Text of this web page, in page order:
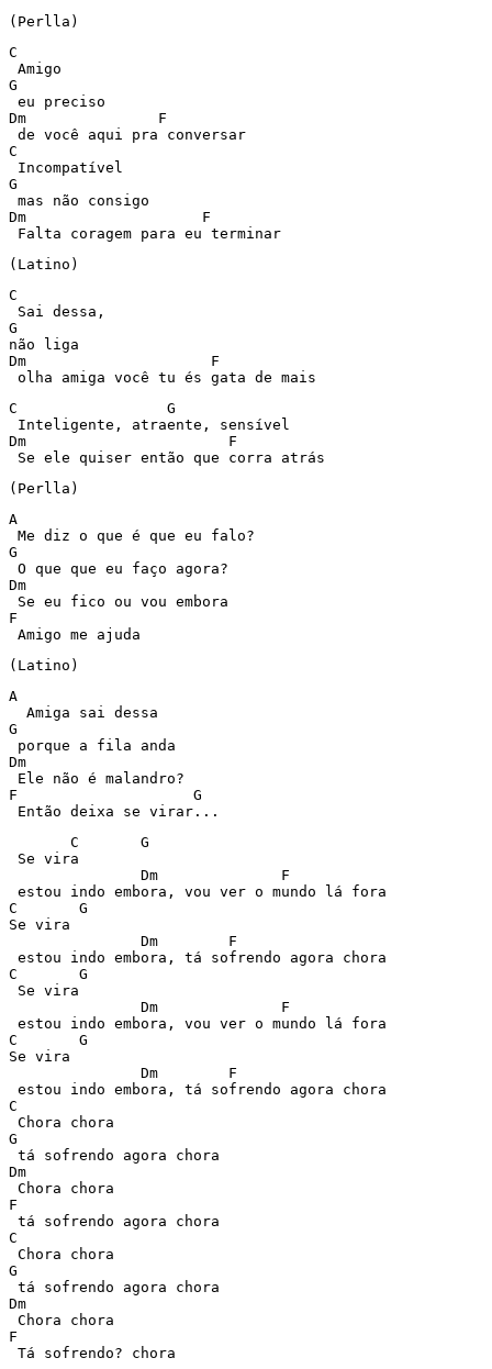
(Perlla)
C
Amigo
G
eu preciso
Dm	         F
de você aqui pra conversar
C
Incompatível
G
mas não consigo
Dm		      F
Falta coragem para eu terminar
(Latino)
C
Sai dessa,
G
não liga
Dm		       F
olha amiga você tu és gata de mais
C	          G
Inteligente, atraente, sensível
Dm		         F
Se ele quiser então que corra atrás
(Perlla)
A
Me diz o que é que eu falo?
G
O que que eu faço agora?
Dm
Se eu fico ou vou embora
F
Amigo me ajuda
(Latino)
A
  Amiga sai dessa
G
porque a fila anda
Dm
Ele não é malandro?
F		     G
Então deixa se virar...
       C       G
Se vira
estou indo embora, vou ver o mundo lá fora
C       G
Se vira
estou indo embora, tá sofrendo agora chora
C       G
Se vira
estou indo embora, vou ver o mundo lá fora
C       G
Se vira
estou indo embora, tá sofrendo agora chora
C
Chora chora
G
tá sofrendo agora chora
Dm
Chora chora
F
tá sofrendo agora chora
C
Chora chora
G
tá sofrendo agora chora
Dm
Chora chora
F
Tá sofrendo? chora